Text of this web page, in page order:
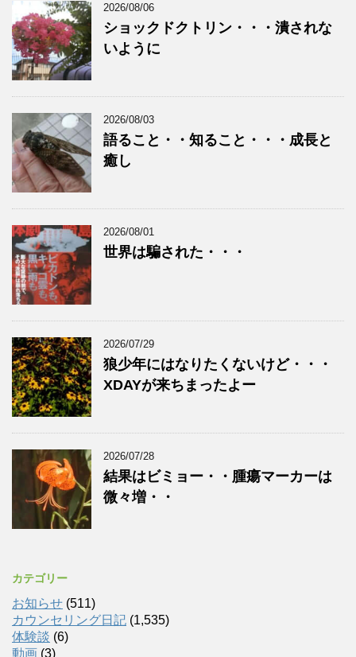
2026/08/06
ショックドクトリン・・・潰されな
いように
2026/08/03
語ること・・知ること・・・成長と
癒し
2026/08/01
世界は騙された・・・
2026/07/29
狼少年にはなりたくないけど・・・
XDAYが来ちまったよー
2026/07/28
結果はビミョー・・腫瘍マーカーは
微々増・・
カテゴリー
お知らせ (511)
カウンセリング日記 (1,535)
体験談 (6)
動画 (3)